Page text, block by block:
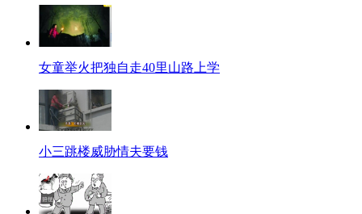
女童举火把独自走40里山路上学
小三跳楼威胁情夫要钱